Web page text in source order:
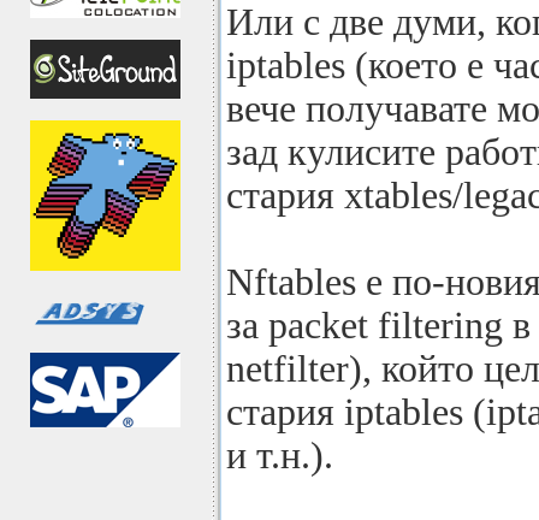
Или с две думи,
iptables (което е
вече получавате
зад кулисите
стария xtables/
Nftables е по-
за packet filtering
netfilter), който
стария iptables
и т.н.).